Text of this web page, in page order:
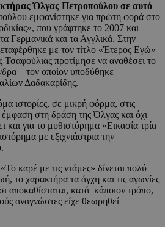
Όλγας Πετροπούλου σε αυτό
εμφανίστηκε για πρώτη φορά στο
που γράφτηκε το 2007 και
Γερμανικά και τα Αγγλικά. Στην
με τον τίτλο «Έτερος Εγώ»
προτίμησε να αναθέσει το
– τον οποίον υποδύθηκε
Δαδακαρίδης.
ιστορίες, σε μικρή φόρμα, στις
έμφαση στη δράση της Όλγας και όχι
και για το μυθιστόρημα «Εικασία τρία
με εξιχνιάστρια την
καρέ με τις ντάμες» δίνεται πολύ
το χαρακτήρα τα άγχη και τις αγωνίες
αποκαθίσταται, κατά κάποιον τρόπο,
αναγνώστες είχε θεωρηθεί